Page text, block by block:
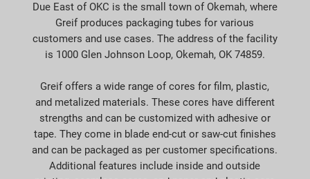
Due East of OKC is the small town of Okemah, where
Greif produces packaging tubes for various
customers and use cases. The address of the facility
is 1000 Glen Johnson Loop, Okemah, OK 74859.
Greif offers a wide range of cores for film, plastic,
and metalized materials. These cores have different
strengths and can be customized with adhesive or
tape. They come in blade end-cut or saw-cut finishes
and can be packaged as per customer specifications.
Additional features include inside and outside